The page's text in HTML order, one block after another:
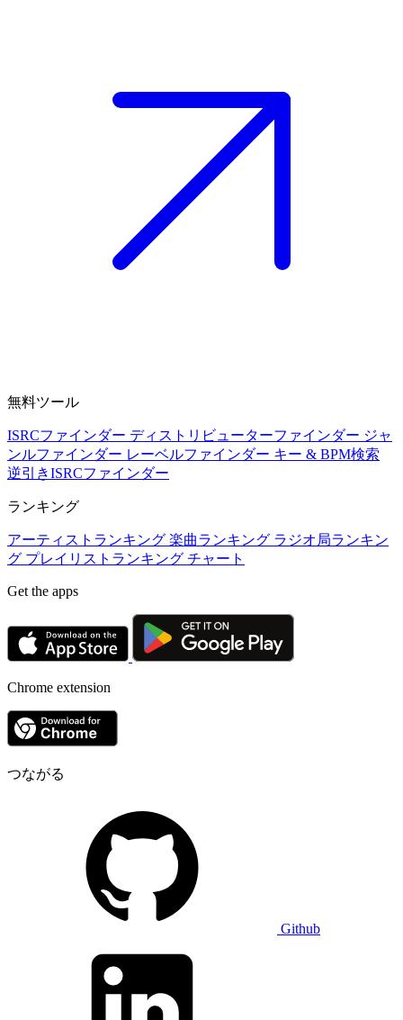
無料ツール
ISRCファインダー ディストリビューターファインダー ジャ
ンルファインダー レーベルファインダー キー & BPM検索
逆引きISRCファインダー
ランキング
アーティストランキング 楽曲ランキング ラジオ局ランキン
グ プレイリストランキング チャート
Get the apps
Chrome extension
つながる
Github